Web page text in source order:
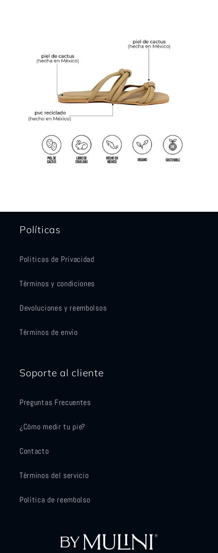
Políticas
Politicas de Privacidad
Términos y condiciones
Devoluciones y reembolsos
Términos de envío
Soporte al cliente
Preguntas Frecuentes
¿Cómo medir tu pie?
Contacto
Términos del servicio
Política de reembolso